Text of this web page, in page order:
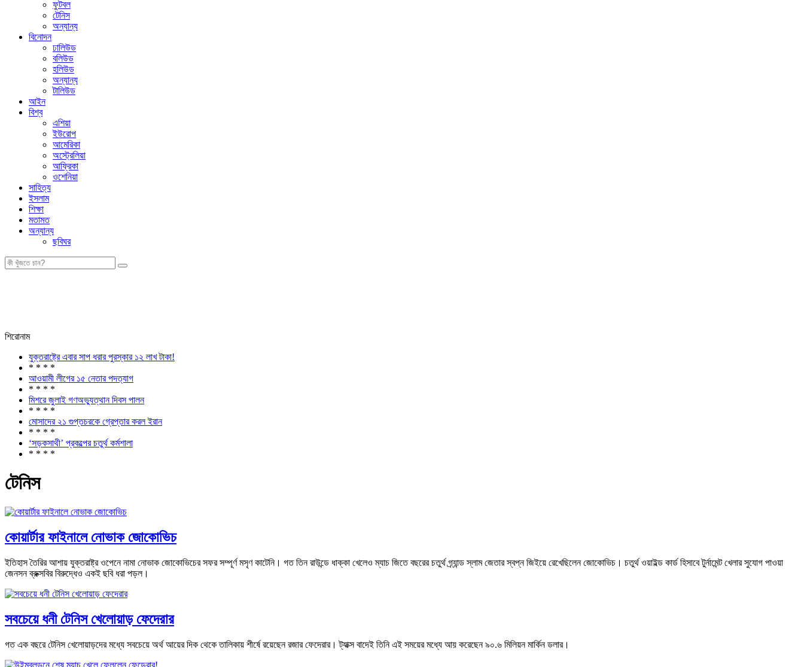
ফুটবল
টেনিস
অন্যান্য
বিনোদন
ঢালিউড
বলিউড
হলিউড
অন্যান্য
টালিউড
আইন
বিশ্ব
এশিয়া
ইউরোপ
আমেরিকা
অস্ট্রেলিয়া
আফ্রিকা
ওশেনিয়া
সাহিত্য
ইসলাম
শিক্ষা
মতামত
অন্যান্য
ছবিঘর
শিরোনাম
যুক্তরাষ্ট্রে এবার সাপ ধরার পুরস্কার ১২ লাখ টাকা!
* * * *
আওয়ামী লীগের ১৫ নেতার পদত্যাগ
* * * *
মিশরে জুলাই গণঅভ্যুত্থান দিবস পালন
* * * *
মোসাদের ২১ গুপ্তচরকে গ্রেপ্তার করল ইরান
* * * *
‘সড়কসাথী’ প্রকল্পের চতুর্থ কর্মশালা
* * * *
টেনিস
কোয়ার্টার ফাইনালে নোভাক জোকোভিচ
ইতিহাস তৈরির আশায় যুক্তরাষ্ট্র ওপেনে নামা নোভাক জোকোভিচের সফর সম্পূর্ণ মসৃণ কাটেনি। গত তিন রাউন্ডে ধাক্কা খেলেও ম্যাচ জিতে বছরের চতুর্থ গ্র্যান্ড স্লাম জেতার স্বপ্ন জিইয়ে রেখেছিলেন জোকোভিচ। চতুর্থ ওয়াইল্ড কার্ড হিসাবে টুর্নামেন্ট খেলার সুযোগ পাওয়া
জেনসন ব্রুক্সবির বিরুদ্ধেও একই ছবি ধরা পড়ল।
সবচেয়ে ধনী টেনিস খেলোয়াড় ফেদেরার
গত এক বছরে টেনিস খেলোয়াড়দের মধ্যে সবচেয়ে অর্থ আয়ের দিক থেকে তালিকায় শীর্ষে রয়েছেন রজার ফেদেরার। ট্যাক্স বাদেই তিনি এই সময়ের মধ্যে আয় করেছেন ৯০.৬ মিলিয়ন মার্কিন ডলার।